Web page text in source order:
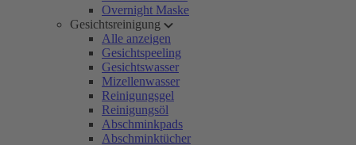
Overnight Maske
Gesichtsreinigung
Alle anzeigen
Gesichtspeeling
Gesichtswasser
Mizellenwasser
Reinigungsgel
Reinigungsöl
Abschminkpads
Abschminktücher